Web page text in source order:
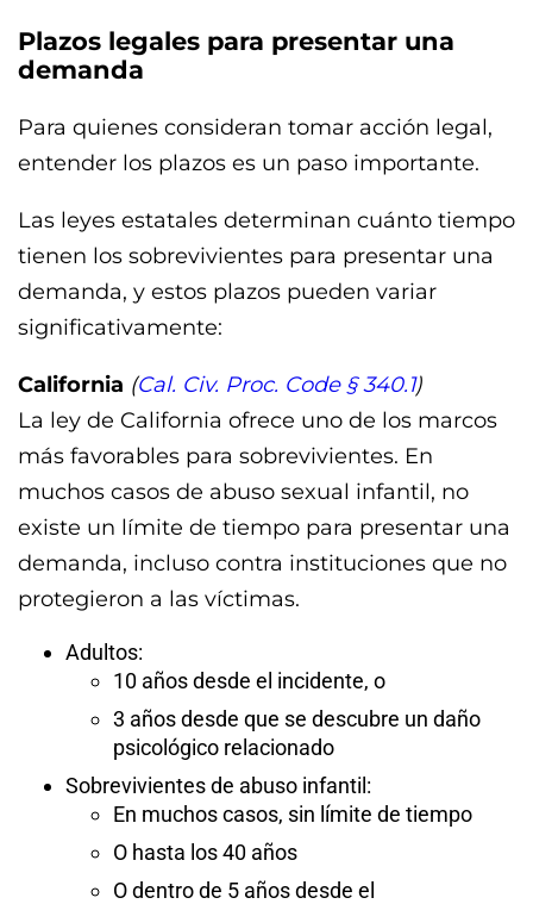
Plazos legales para presentar una
demanda
Para quienes consideran tomar acción legal,
entender los plazos es un paso importante.
Las leyes estatales determinan cuánto tiempo
tienen los sobrevivientes para presentar una
demanda, y estos plazos pueden variar
significativamente:
California (Cal. Civ. Proc. Code § 340.1)
La ley de California ofrece uno de los marcos
más favorables para sobrevivientes. En
muchos casos de abuso sexual infantil, no
existe un límite de tiempo para presentar una
demanda, incluso contra instituciones que no
protegieron a las víctimas.
Adultos:
10 años desde el incidente, o
3 años desde que se descubre un daño
psicológico relacionado
Sobrevivientes de abuso infantil:
En muchos casos, sin límite de tiempo
O hasta los 40 años
O dentro de 5 años desde el